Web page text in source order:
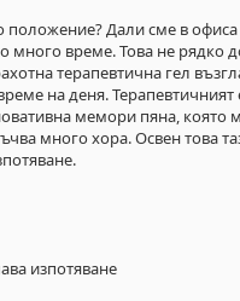
положение? Дали сме в
време. Това не рядко
терапевтична гел
на деня.
мемори пяна,
много хора. Освен това
изпотяване